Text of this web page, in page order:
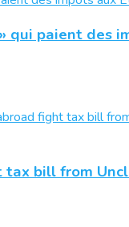
qui paient des
tax bill from